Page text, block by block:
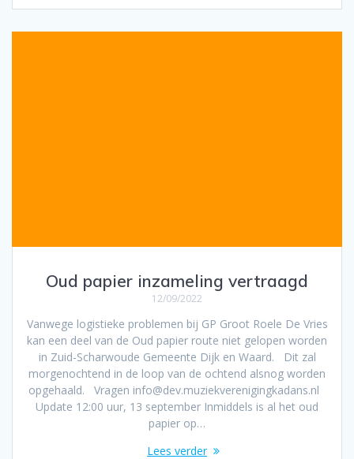
Oud papier inzameling vertraagd
12/09/2022
Vanwege logistieke problemen bij GP Groot Roele De Vries
kan een deel van de Oud papier route niet gelopen worden
in Zuid-Scharwoude Gemeente Dijk en Waard. Dit zal
morgenochtend in de loop van de ochtend alsnog worden
opgehaald. Vragen info@dev.muziekverenigingkadans.nl
Update 12:00 uur, 13 september Inmiddels is al het oud
papier op…
Lees verder